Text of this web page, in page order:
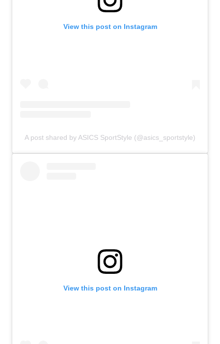
View this post on Instagram
A post shared by ASICS SportStyle (@asics_sportstyle)
View this post on Instagram